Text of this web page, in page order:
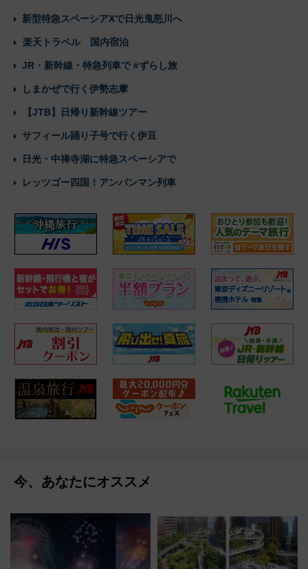
新型特急スペーシアXで日光鬼怒川へ
楽天トラベル 国内宿泊
JR・新幹線・特急列車で #ずらし旅
しまかぜで行く伊勢志摩
【JTB】日帰り新幹線ツアー
サフィール踊り子号で行く伊豆
日光・中禅寺湖に特急スペーシアで
レッツゴー四国！アンパンマン列車
今、あなたにオススメ